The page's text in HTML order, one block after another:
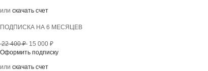
или скачать счет
ПОДПИСКА НА 6 МЕСЯЦЕВ
22 400 ₽ 15 000 ₽
Оформить подписку
или скачать счет